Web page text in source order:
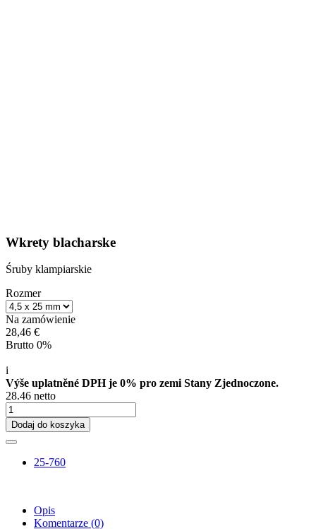
Wkrety blacharske
Śruby klampiarskie
Rozmer
Na zamówienie
28,46 €
Brutto 0%
i
Výše uplatněné DPH je 0% pro zemi Stany Zjednoczone.
28.46 netto
Dodaj do koszyka
25-760
Opis
Komentarze (0)